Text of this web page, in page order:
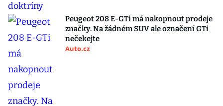
Peugeot 208 E-GTi má nakopnout prodeje
značky. Na žádném SUV ale označení GTi
nečekejte
Auto.cz